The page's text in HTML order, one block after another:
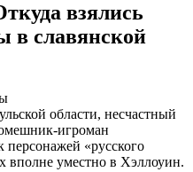
взялись
в славянской
области, несчастный
игроман
«русского
вполне уместно в Хэллоуин.